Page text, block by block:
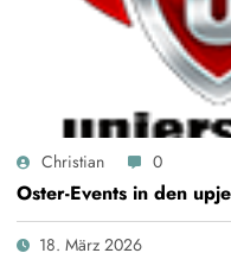
Christian 0
Oster-Events in den
18. März 2026